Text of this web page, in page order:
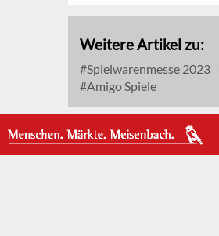
Weitere Artikel zu:
Spielwarenmesse 2023
Amigo Spiele